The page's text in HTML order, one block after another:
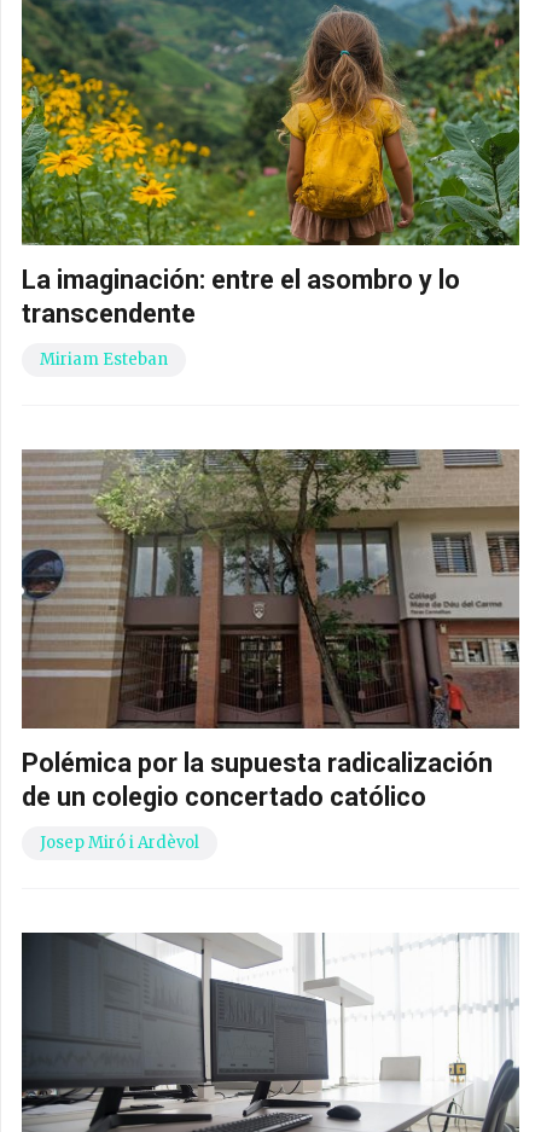
La imaginación: entre el asombro y lo
transcendente
Miriam Esteban
Polémica por la supuesta radicalización
de un colegio concertado católico
Josep Miró i Ardèvol